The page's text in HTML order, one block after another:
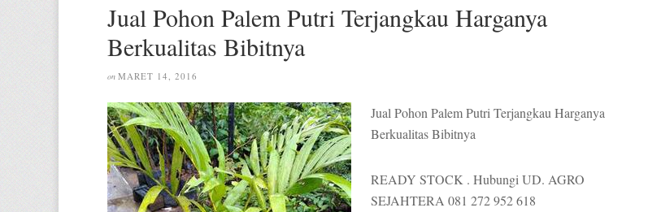
Jual Pohon Palem Putri Terjangkau Harganya
Berkualitas Bibitnya
on MARET 14, 2016
Jual Pohon Palem Putri Terjangkau Harganya
Berkualitas Bibitnya
READY STOCK . Hubungi UD. AGRO
SEJAHTERA 081 272 952 618